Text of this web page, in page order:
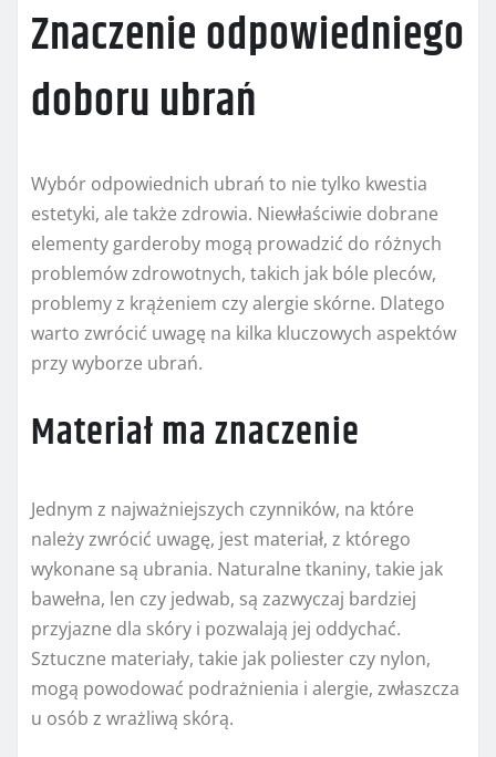
Znaczenie odpowiedniego
doboru ubrań
Wybór odpowiednich ubrań to nie tylko kwestia
estetyki, ale także zdrowia. Niewłaściwie dobrane
elementy garderoby mogą prowadzić do różnych
problemów zdrowotnych, takich jak bóle pleców,
problemy z krążeniem czy alergie skórne. Dlatego
warto zwrócić uwagę na kilka kluczowych aspektów
przy wyborze ubrań.
Materiał ma znaczenie
Jednym z najważniejszych czynników, na które
należy zwrócić uwagę, jest materiał, z którego
wykonane są ubrania. Naturalne tkaniny, takie jak
bawełna, len czy jedwab, są zazwyczaj bardziej
przyjazne dla skóry i pozwalają jej oddychać.
Sztuczne materiały, takie jak poliester czy nylon,
mogą powodować podrażnienia i alergie, zwłaszcza
u osób z wrażliwą skórą.